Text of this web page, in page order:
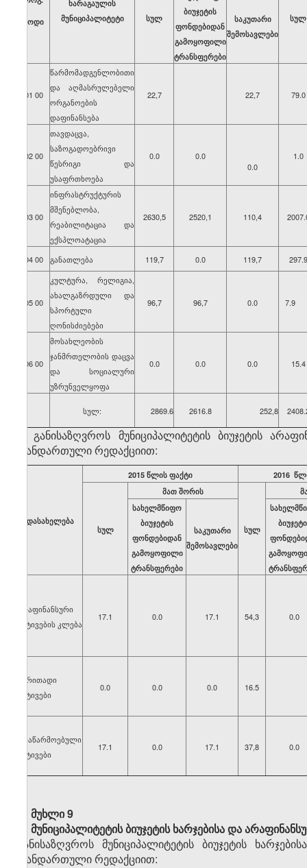
კოდი
ხარაგაულის
მუნიციპალიტეტი
სულ სულ
ბიუჯეტის
ფონდებიდან
გამოყოფილი
ტრანსფერები
საკუთარი
შემოსავლები
01 00
წარმომადგენლობითი
და აღმასრულებელი
ორგანოების
დაფინანსება
22,7 22,7 79.0
02 00
თავდაცვა,
საზოგადოებრივი
წესრიგი და
უსაფრთხოება
0.0
0.0
0.0
1.0
03 00
ინფრასტრუქტურის
მშენებლობა,
რეაბილიტაცია და
ექსპლოატაცია
2630,5 2520,1 110,4
04 00 განათლება 119,7 0.0 119,7 297.9
05 00
კულტურა, რელიგია,
ახალგაზრდული და
სპორტული
ღონისძიებები
96,7 96,7 0.0 7.9
06 00
მოსახლეობის
ჯანმრთელობის დაცვა
და სოციალური
უზრუნველყოფა
0.0 0.0 0.0 15.4
სულ: 2869.6 2616.8 252,8
ბ) განისაზღვროს მუნიციპალიტეტის ბიუჯეტის
თანდართული რედაქციით:
დასახელება
2015 წლის ფაქტი 2016
სულ
მათ შორის
სულ
სახელმწიფო
ბიუჯეტის
ფონდებიდან
გამოყოფილი
ტრანსფერები
საკუთარი
შემოსავლები
არაფინანსური
აქტივების კლება
17.1 0.0 17.1 54,3 0.0
ძირითადი
აქტივები
0.0 0.0 0.0 16.5
არაწარმოებული
აქტივები
17.1 0.0 17.1 37,8 0.0
მუხლი 9
მუნიციპალიტეტისბიუჯეტის ხარჯებისადა
განისაზღვროს მუნიციპალიტეტის ბიუჯეტის
თანდართული რედაქციით: